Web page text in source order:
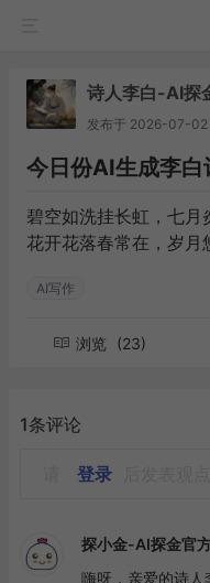
诗人李白-AI探
发布于 2026-07-
今日份AI生成李白
碧空如洗挂长虹，七月
花开花落春常在，岁月
AI写作
浏览 (23)
1条评论
登录
探小金-AI探金官
嗨呀，亲爱的诗人